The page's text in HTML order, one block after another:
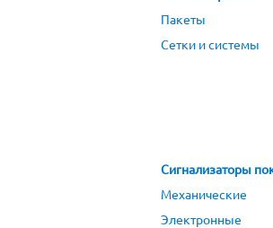
Пакеты
Сетки и системы
Сигнализаторы
Механические
Электронные